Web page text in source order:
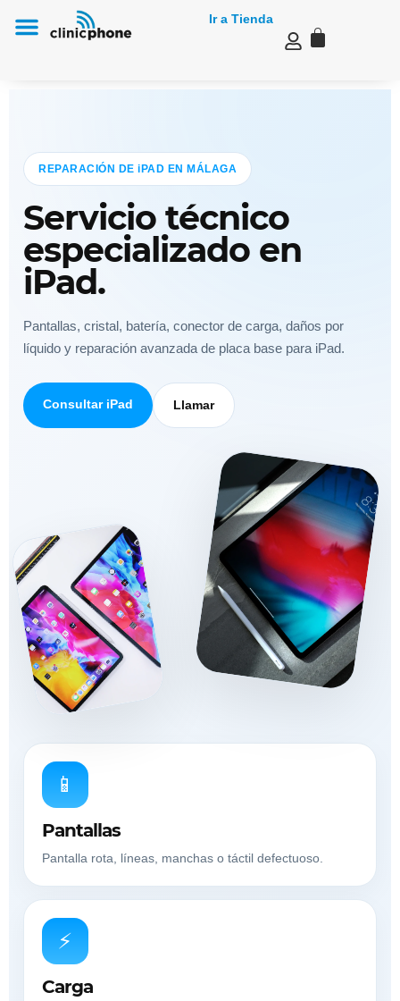
Ir a Tienda
REPARACIÓN DE iPAD EN MÁLAGA
Servicio técnico
especializado en
iPad.
Pantallas, cristal, batería, conector de carga, daños por
líquido y reparación avanzada de placa base para iPad.
Consultar iPad Llamar
📱
Pantallas
Pantalla rota, líneas, manchas o táctil defectuoso.
⚡
Carga